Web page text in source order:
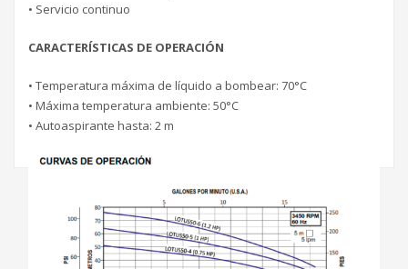
• Servicio continuo
CARACTERÍSTICAS DE OPERACIÓN
• Temperatura máxima de líquido a bombear: 70°C
• Máxima temperatura ambiente: 50°C
• Autoaspirante hasta: 2 m